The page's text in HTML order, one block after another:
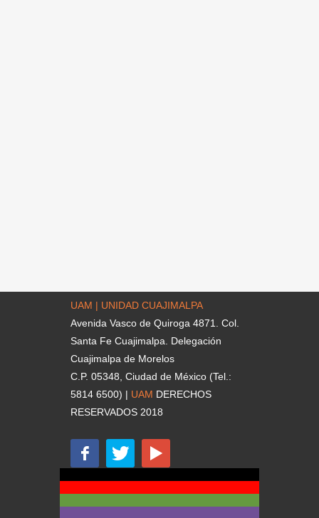
UAM | UNIDAD CUAJIMALPA
Avenida Vasco de Quiroga 4871. Col.
Santa Fe Cuajimalpa. Delegación
Cuajimalpa de Morelos
C.P. 05348, Ciudad de México (Tel.:
5814 6500) | UAM DERECHOS
RESERVADOS 2018